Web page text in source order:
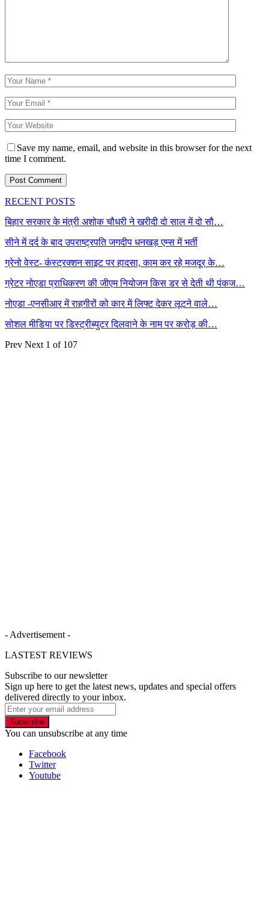
Save my name, email, and website in this browser for the next
time I comment.
RECENT POSTS
बिहार सरकार के मंत्री अशोक चौधरी ने खरीदी दो साल में दो सौ…
सीने में दर्द के बाद उपराष्ट्रपति जगदीप धनखड़ एम्स में भर्ती
ग्रेनो वेस्ट- कंस्ट्रक्शन साइट पर हादसा, काम कर रहे मजदूर के…
ग्रेटर नोएडा प्राधिकरण की जीएम नियोजन किस डर से देती थी पंकज…
नोएडा -एनसीआर में राहगीरों को कार में लिफ्ट देकर लूटने वाले…
सोशल मीडिया पर डिस्ट्रीब्युटर दिलवाने के नाम पर करोड़ की…
Prev Next 1 of 107
- Advertisement -
LASTEST REVIEWS
Subscribe to our newsletter
Sign up here to get the latest news, updates and special offers
delivered directly to your inbox.
Subscribe
You can unsubscribe at any time
Facebook
Twitter
Youtube